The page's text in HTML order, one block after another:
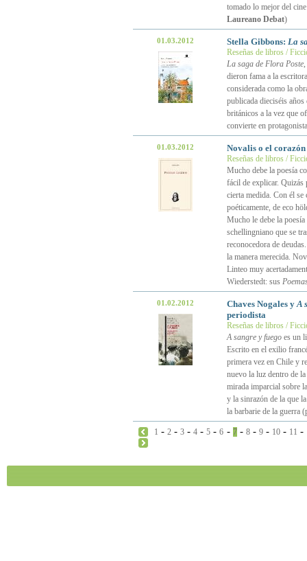
tomado lo mejor del
Laureano Debat)
01.03.2012 Stella Gibbons: La
Reseñas de libros /
La saga de Flora Poste,
dieron fama a la
considerada como la
publicada dieciséis
británicos a la vez que
convierte en
01.03.2012 Novalis o el
Reseñas de libros /
Mucho debe la poesía
fácil de explicar. Quizás
cierta medida. Con él
poéticamente, de eco
Mucho le debe la
schellingniano que se
reconocedora de
la manera merecida.
Linteo muy
Wiederstedt: sus
01.02.2012 Chaves Nogales yA
periodista
Reseñas de libros /
A sangre y fuegoes un
Escrito en el exilio
primera vez en Chile y
nuevo la luz dentro de
mirada imparcial sobre
y la sinrazón de la que
la barbarie de la guerra
1 -2 -3 -4 -5 -6 - 7- 8- 9- 10- 11 -